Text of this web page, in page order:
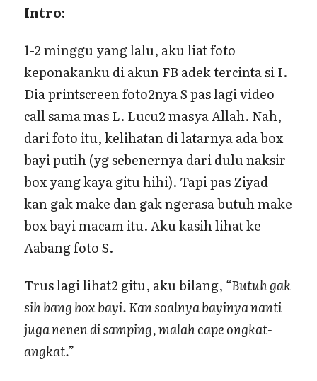
Intro:
1-2 minggu yang lalu, aku liat foto
keponakanku di akun FB adek tercinta si I.
Dia printscreen foto2nya S pas lagi video
call sama mas L. Lucu2 masya Allah. Nah,
dari foto itu, kelihatan di latarnya ada box
bayi putih (yg sebenernya dari dulu naksir
box yang kaya gitu hihi). Tapi pas Ziyad
kan gak make dan gak ngerasa butuh make
box bayi macam itu. Aku kasih lihat ke
Aabang foto S.
Trus lagi lihat2 gitu, aku bilang, “Butuh gak
sih bang box bayi. Kan soalnya bayinya nanti
juga nenen di samping, malah cape ongkat-
angkat.”